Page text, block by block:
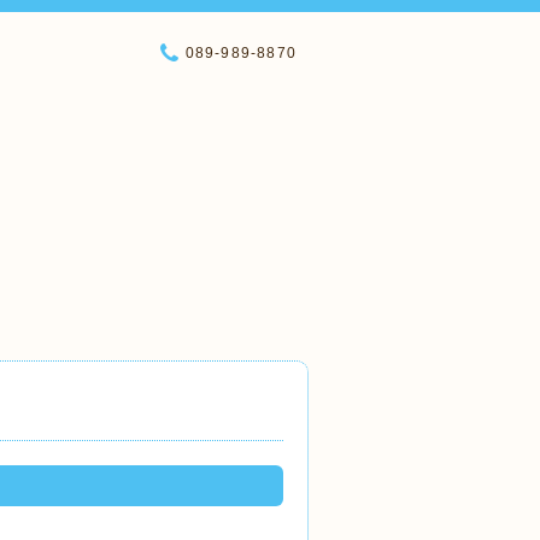
089-989-8870